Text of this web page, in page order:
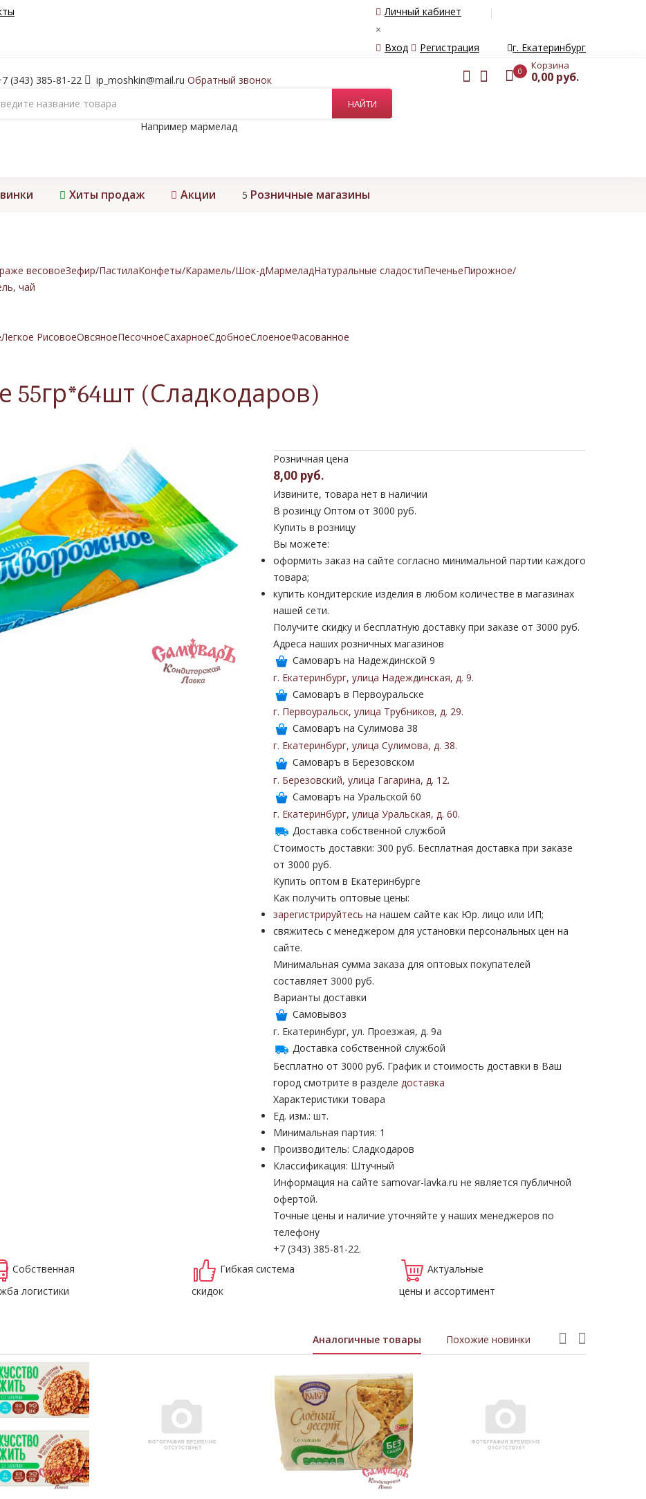
Личный кабинет
×
Вход
Регистрация г. Екатеринбург
(343) 385-81-22 ip_moshkin@mail.ru Обратный звонок
Например мармелад
0 Корзина
0,00 руб.
Хиты продаж Акции 5 Розничные магазины
весовоеЗефир/ПастилаКонфеты/Карамель/Шок-дМармеладНатуральные сладостиПеченьеПирожное/
чай
Легкое РисовоеОвсяноеПесочноеСахарноеСдобноеСлоеноеФасованное
55гр*64шт (Сладкодаров)
Розничная цена
8,00 руб.
Извините, товара нет в наличии
В розинцу Оптом от 3000 руб.
Купить в розницу
Вы можете:
оформить заказ на сайте согласно минимальной партии каждого
товара;
купить кондитерские изделия в любом количестве в магазинах
нашей сети.
Получите скидку и бесплатную доставку при заказе от 3000 руб.
Адреса наших розничных магазинов
Самоваръ на Надеждинской 9
г. Екатеринбург, улица Надеждинская, д. 9.
Самоваръ в Первоуральске
г. Первоуральск, улица Трубников, д. 29.
Самоваръ на Сулимова 38
г. Екатеринбург, улица Сулимова, д. 38.
Самоваръ в Березовском
г. Березовский, улица Гагарина, д. 12.
Самоваръ на Уральской 60
г. Екатеринбург, улица Уральская, д. 60.
Доставка собственной службой
Стоимость доставки: 300 руб. Бесплатная доставка при заказе
от 3000 руб.
Купить оптом в Екатеринбурге
Как получить оптовые цены:
зарегистрируйтесь на нашем сайте как Юр. лицо или ИП;
свяжитесь с менеджером для установки персональных цен на
сайте.
Минимальная сумма заказа для оптовых покупателей
составляет 3000 руб.
Варианты доставки
Самовывоз
г. Екатеринбург, ул. Проезжая, д. 9а
Доставка собственной службой
Бесплатно от 3000 руб. График и стоимость доставки в Ваш
город смотрите в разделе доставка
Характеристики товара
Ед. изм.: шт.
Минимальная партия: 1
Производитель: Сладкодаров
Классификация: Штучный
Информация на сайте samovar-lavka.ru не является публичной
офертой.
Точные цены и наличие уточняйте у наших менеджеров по
телефону
+7 (343) 385-81-22.
Собственная
логистики
Гибкая система
скидок
Актуальные
цены и ассортимент
Аналогичные товары Похожие новинки